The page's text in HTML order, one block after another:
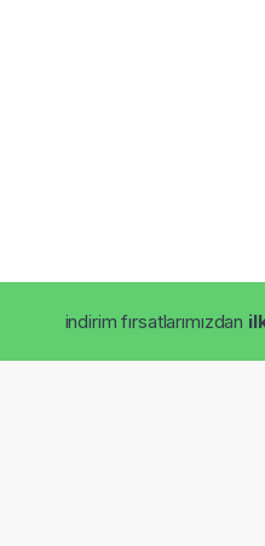
indirim fırsatlarımızdan